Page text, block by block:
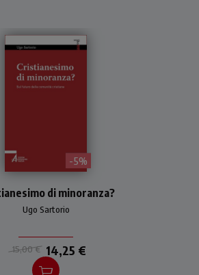
- 5%
cristianesimo è “di
minoranza”. Il testo
cause e conseguenze.
Ugo Sartorio
di minoranza?
15,00 € 14,25 €